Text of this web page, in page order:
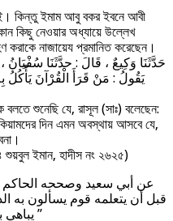
কিন্তু ইমাম আবু বকর ইবনে আবী
কোন কিছু নেওয়ার অধ্যায়ে উল্লেখ
করাকে নাজায়েয প্রমানিত করেছেন।
يَقُولُ : مَنْ قَرَأَ الْقُرْآنَ
বলতে শুনেছি যে, রাসূল (সাঃ) বলেছেন:
দিন এমন অবস্থায় আসবে যে,
শুয়বুল ইমান, হাদীস নং ২৬২৫)
قبل أن يتعلمه قوم يسألون به
يباهي به ورجل يستأكل به ورجل يقرؤه لله ”